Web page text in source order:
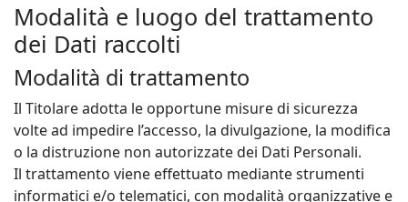
Modalità e luogo del trattamento
dei Dati raccolti
Modalità di trattamento
Il Titolare adotta le opportune misure di sicurezza
volte ad impedire l’accesso, la divulgazione, la modifica
o la distruzione non autorizzate dei Dati Personali.
Il trattamento viene effettuato mediante strumenti
informatici e/o telematici, con modalità organizzative e